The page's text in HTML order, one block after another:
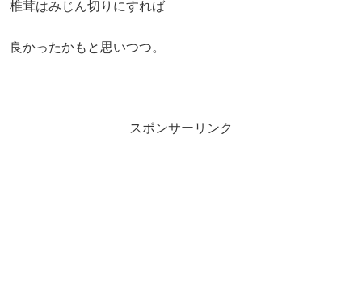
椎茸はみじん切りにすれば
良かったかもと思いつつ。
スポンサーリンク